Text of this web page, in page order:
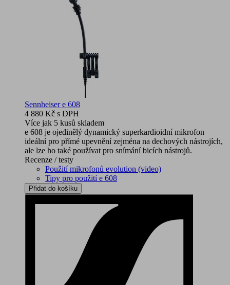
Sennheiser e 608
4 880 Kč s DPH
Více jak 5 kusů skladem
e 608 je ojedinělý dynamický superkardioidní mikrofon
ideální pro přímé upevnění zejména na dechových nástrojích,
ale lze ho také používat pro snímání bicích nástrojů.
Recenze / testy
Použití mikrofonů evolution (video)
Tipy pro použití e 608
Přidat do košíku